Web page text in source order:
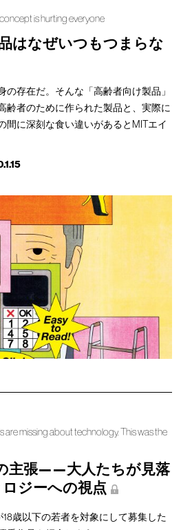
is hurting everyone
はなぜいつもつまらな
の存在だ。そんな「高齢者向け製品」
齢者のために作られた製品と、実際に
間に深刻な食い違いがあるとMITエイ
are missing about technology. This was the
主張——大人たちが見落
ジーへの視点
歳以下の若者を対象にして募集した